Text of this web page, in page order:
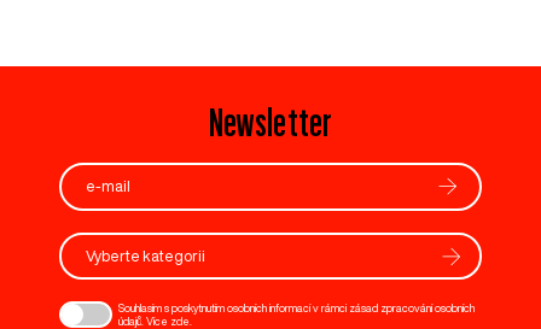
Newsletter
Vyberte kategorii
Souhlasím s poskytnutím osobních informací v rámci zásad zpracování osobních
údajů. Více zde